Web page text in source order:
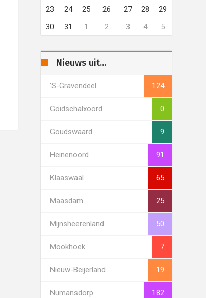
23
24 25 26 27 28
29
30
31 1 2 3 4 5
Nieuws uit...
's-Gravendeel 124
Goidschalxoord 0
Goudswaard 9
Heinenoord 91
Klaaswaal 65
Maasdam 25
Mijnsheerenland 50
Mookhoek 7
Nieuw-Beijerland 19
Numansdorp 182